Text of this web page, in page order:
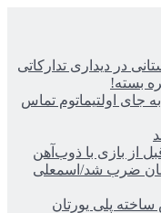
در دیداری تدارکاتی
بسته!
جای اولتیماتوم تماس
از بازی با ذوب‌آهن
ضرب شد/اسمعلی
ساخته پلی یورتان